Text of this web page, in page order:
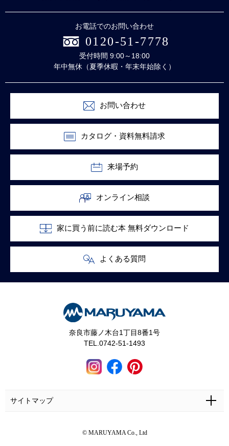
お電話でのお問い合わせ
0120-51-7778
受付時間 9:00～18:00
年中無休（夏季休暇・年末年始除く）
お問い合わせ
カタログ・資料無料請求
来場予約
オンライン相談
家に買う前に読む本 無料ダウンロード
よくある質問
奈良市藤ノ木台1丁目8番1号
TEL.0742-51-1493
サイトマップ
© MARUYAMA Co., Ltd